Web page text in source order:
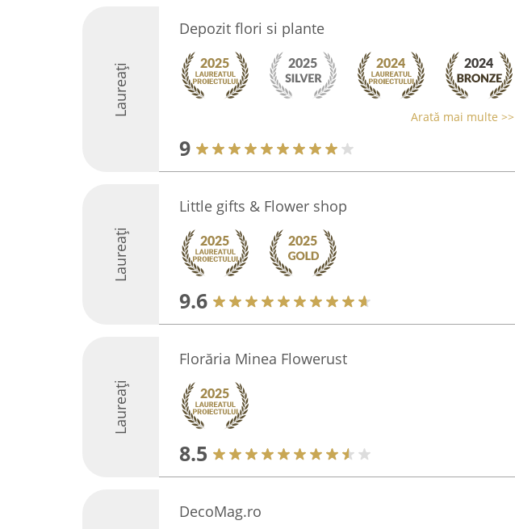
Laureați
Depozit flori si plante
Arată mai multe >>
9
Laureați
Little gifts & Flower shop
9.6
Laureați
Florăria Minea Flowerust
8.5
DecoMag.ro